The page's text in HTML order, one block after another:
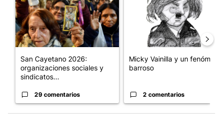
San Cayetano 2026:
organizaciones sociales y
sindicatos...
29 comentarios
Micky Vainilla y un fenómeno
barroso
2 comentarios